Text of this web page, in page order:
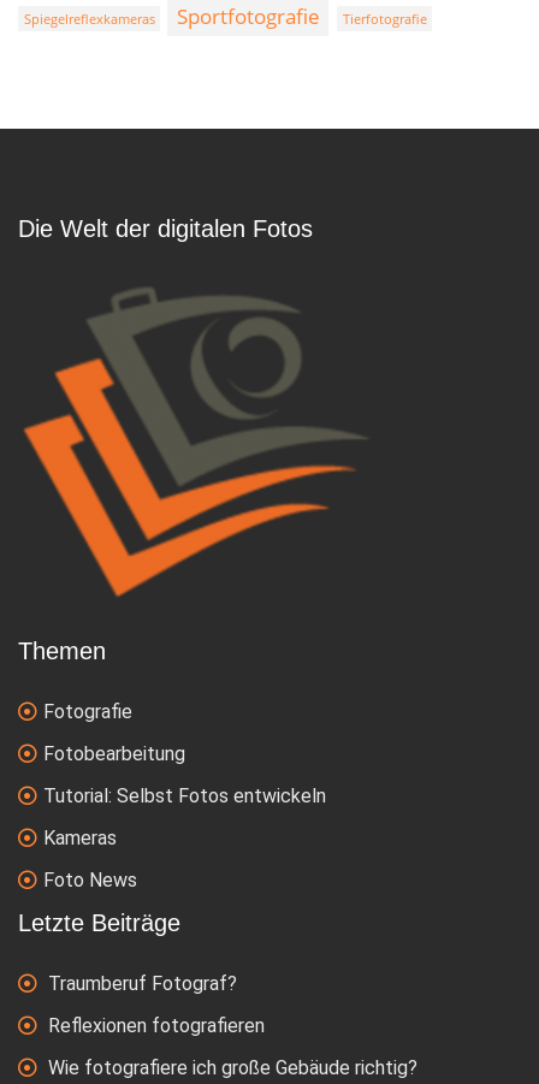
Spiegelreflexkameras Sportfotografie Tierfotografie
Die Welt der digitalen Fotos
Themen
Fotografie
Fotobearbeitung
Tutorial: Selbst Fotos entwickeln
Kameras
Foto News
Letzte Beiträge
Traumberuf Fotograf?
Reflexionen fotografieren
Wie fotografiere ich große Gebäude richtig?